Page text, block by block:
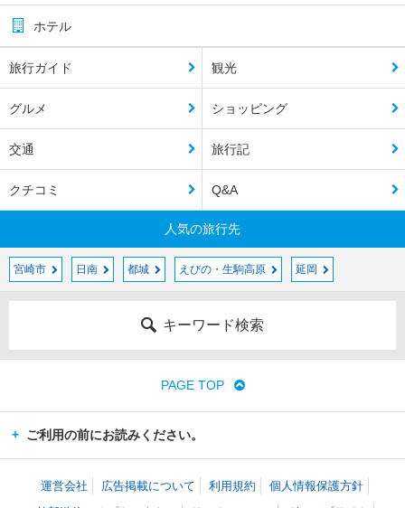
ホテル
旅行ガイド 観光
グルメ ショッピング
交通 旅行記
クチコミ Q&A
人気の旅行先
宮崎市 日南 都城 えびの・生駒高原 延岡
キーワード検索
PAGE TOP
ご利用の前にお読みください。
運営会社 広告掲載について 利用規約
個人情報保護方針